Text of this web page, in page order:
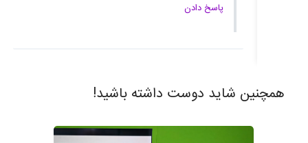
پاسخ دادن
همچنین شاید دوست داشته باشید!